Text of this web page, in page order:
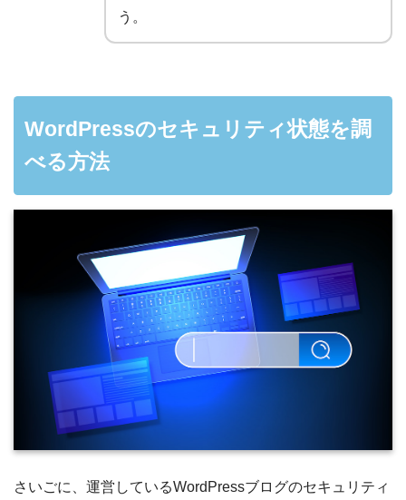
う。
WordPressのセキュリティ状態を調
べる方法
さいごに、運営しているWordPressブログのセキュリティ